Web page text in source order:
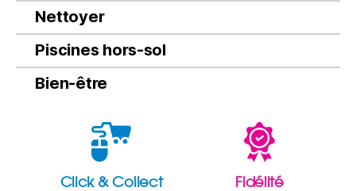
Nettoyer
Piscines hors-sol
Bien-être
Click & Collect Fidélité